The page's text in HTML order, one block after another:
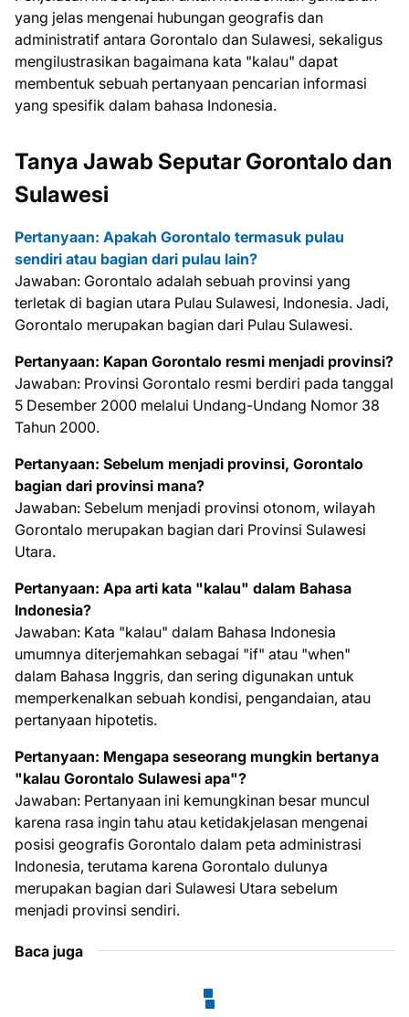
yang jelas mengenai hubungan geografis dan
administratif antara Gorontalo dan Sulawesi, sekaligus
mengilustrasikan bagaimana kata "kalau" dapat
membentuk sebuah pertanyaan pencarian informasi
yang spesifik dalam bahasa Indonesia.
Tanya Jawab Seputar Gorontalo dan
Sulawesi
Pertanyaan: Apakah Gorontalo termasuk pulau
sendiri atau bagian dari pulau lain?
Jawaban: Gorontalo adalah sebuah provinsi yang
terletak di bagian utara Pulau Sulawesi, Indonesia. Jadi,
Gorontalo merupakan bagian dari Pulau Sulawesi.
Pertanyaan: Kapan Gorontalo resmi menjadi provinsi?
Jawaban: Provinsi Gorontalo resmi berdiri pada tanggal
5 Desember 2000 melalui Undang-Undang Nomor 38
Tahun 2000.
Pertanyaan: Sebelum menjadi provinsi, Gorontalo
bagian dari provinsi mana?
Jawaban: Sebelum menjadi provinsi otonom, wilayah
Gorontalo merupakan bagian dari Provinsi Sulawesi
Utara.
Pertanyaan: Apa arti kata "kalau" dalam Bahasa
Indonesia?
Jawaban: Kata "kalau" dalam Bahasa Indonesia
umumnya diterjemahkan sebagai "if" atau "when"
dalam Bahasa Inggris, dan sering digunakan untuk
memperkenalkan sebuah kondisi, pengandaian, atau
pertanyaan hipotetis.
Pertanyaan: Mengapa seseorang mungkin bertanya
"kalau Gorontalo Sulawesi apa"?
Jawaban: Pertanyaan ini kemungkinan besar muncul
karena rasa ingin tahu atau ketidakjelasan mengenai
posisi geografis Gorontalo dalam peta administrasi
Indonesia, terutama karena Gorontalo dulunya
merupakan bagian dari Sulawesi Utara sebelum
menjadi provinsi sendiri.
Baca juga